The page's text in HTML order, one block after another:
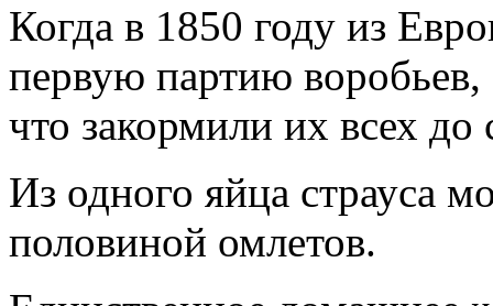
Когда в 1850 году из
первую партию воробьев,
что закормили их всех до
Из одного яйца страуса
половиной омлетов.